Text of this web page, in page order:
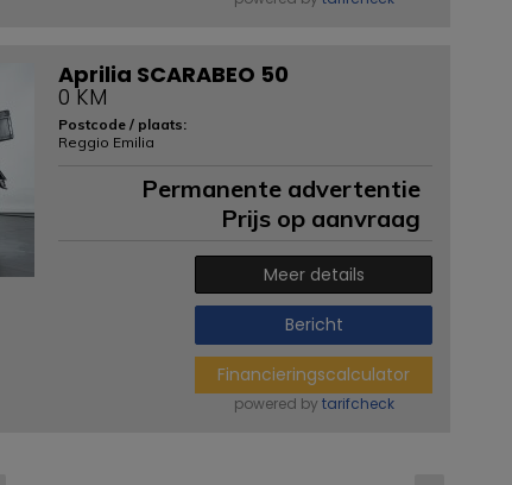
Aprilia SCARABEO 50
0 KM
Postcode / plaats:
Reggio Emilia
Permanente advertentie
Prijs op aanvraag
Meer details
Bericht
Financieringscalculator
powered by tarifcheck